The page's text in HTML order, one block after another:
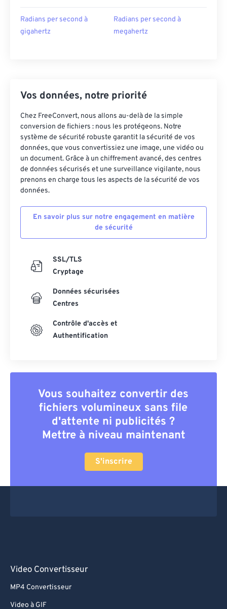
Radians per second à
gigahertz
Radians per second à
megahertz
Vos données, notre priorité
Chez FreeConvert, nous allons au-delà de la simple
conversion de fichiers : nous les protégeons. Notre
système de sécurité robuste garantit la sécurité de vos
données, que vous convertissiez une image, une vidéo ou
un document. Grâce à un chiffrement avancé, des centres
de données sécurisés et une surveillance vigilante, nous
prenons en charge tous les aspects de la sécurité de vos
données.
En savoir plus sur notre engagement en matière
de sécurité
SSL/TLS
Cryptage
Données sécurisées
Centres
Contrôle d'accès et
Authentification
Vous souhaitez convertir des
fichiers volumineux sans file
d'attente ni publicités ?
Mettre à niveau maintenant
S'inscrire
Video Convertisseur
MP4 Convertisseur
Video à GIF